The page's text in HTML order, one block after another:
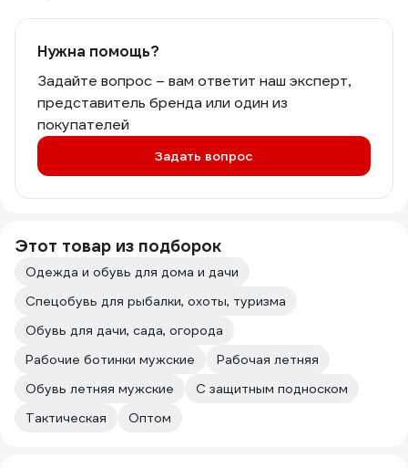
Нужна помощь?
Задайте вопрос – вам ответит наш эксперт,
представитель бренда или один из
покупателей
Задать вопрос
Этот товар из подборок
Одежда и обувь для дома и дачи
Спецобувь для рыбалки, охоты, туризма
Обувь для дачи, сада, огорода
Рабочие ботинки мужские
Рабочая летняя
Обувь летняя мужские
С защитным подноском
Тактическая
Оптом